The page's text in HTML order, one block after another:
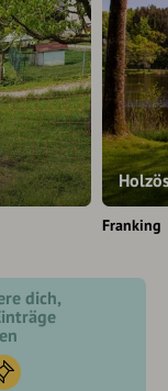
Franking
dich,